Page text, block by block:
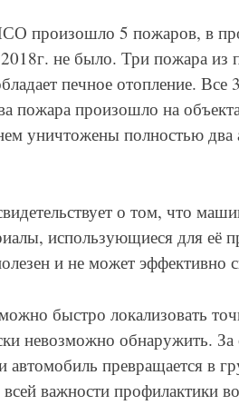
произошло 5 пожаров, в
не было. Три пожара из
печное отопление.
пожара произошло на
уничтожены полностью
о том, что
использующиеся для её
и не может эффективно
быстро локализовать
невозможно обнаружить.
автомобиль превращается в
важности профилактики